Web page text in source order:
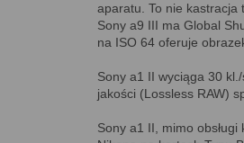
aparatu. To nie kastracja
Sony a9 III ma Global
na ISO 64 oferuje
Sony a1 II wyciąga 30
jakości (Lossless RAW)
Sony a1 II, mimo